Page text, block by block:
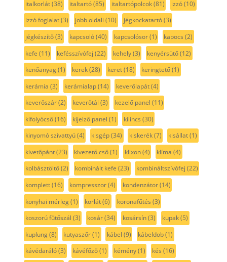
italkorlát(38) italtartó(85) italtartópolcok(81) izzó(10)
izzó foglalat(3) jobb oldali (10) jégkockatartó(3)
jégkészítő(3) kapcsoló(40) kapcsolósor(1) kapocs (2)
kefe (11) kefésszívófej (22) kehely(3) kenyérsütő(12)
kenőanyag(1) kerek(28) keret(18) keringtető(1)
kerámia (3) kerámialap(14) keverőlapát(4)
keverőszár(2) keverőtál (3) kezelő panel (11)
kifolyócső(16) kijelző panel (1) kilincs (30)
kinyomó szivattyú(4) kisgép(34) kiskerék(7) kisállat(1)
kivetőpánt(23) kivezető cső(1) klixon(4) klíma (4)
kolbásztöltő(2) kombinált kefe (23) kombináltszívófej (22)
komplett(16) kompresszor(4) kondenzátor(14)
konyhai mérleg(1) korlát(6) koronafűtés (3)
koszorú fűtőszál (3) kosár(34) kosársín(3) kupak(5)
kuplung(8) kutyaszőr(1) kábel (9) kábeldob(1)
kávédaráló(3) kávéfőző(1) kémény(1) kés (16)